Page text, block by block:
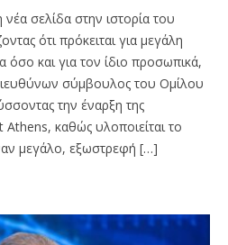
σελίδα στην ιστορία του
ότι πρόκειται για μεγάλη
όσο και για τον ίδιο προσωπικά,
σύμβουλος του Ομίλου
την έναρξη της
καθώς υλοποιείται το
μεγάλο, εξωστρεφή […]